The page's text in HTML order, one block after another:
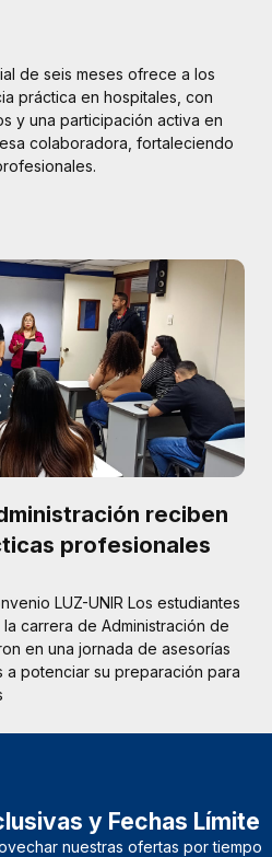
de seis meses ofrece a los
práctica en hospitales, con
y una participación activa en
colaboradora, fortaleciendo
reciben
profesionales
LUZ-UNIR Los estudiantes
carrera de Administración de
en una jornada de asesorías
a potenciar su preparación para
y Fechas Límite
nuestras ofertas por tiempo